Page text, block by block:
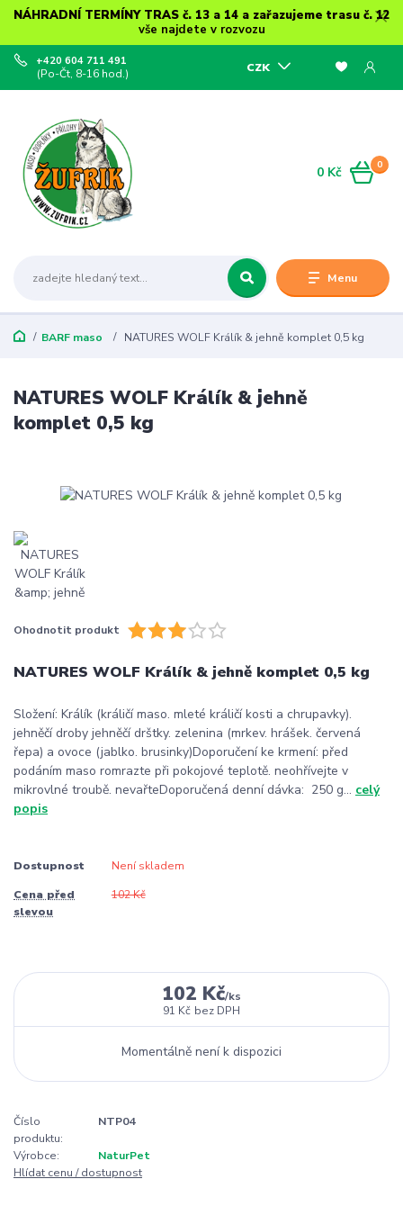
NÁHRADNÍ TERMÍNY TRAS č. 13 a 14 a zařazujeme trasu č. 12
vše najdete v rozvozu
Menu
CZK
+420 604 711 491
(Po-Čt, 8-16 hod.)
0
0 Kč
BARF maso NATURES WOLF Králík & jehně komplet 0,5 kg
NATURES WOLF Králík & jehně
komplet 0,5 kg
Ohodnotit produkt
NATURES WOLF Králík & jehně komplet 0,5 kg
Složení: Králík (králičí maso. mleté králičí kosti a chrupavky).
jehněčí droby jehněčí drštky. zelenina (mrkev. hrášek. červená
řepa) a ovoce (jablko. brusinky)Doporučení ke krmení: před
podáním maso romrazte při pokojové teplotě. neohřívejte v
mikrovlné troubě. nevařteDoporučená denní dávka: 250 g... celý
popis
Dostupnost Není skladem
Cena před
slevou
102 Kč
102 Kč/ks
91 Kč bez DPH
Momentálně není k dispozici
Číslo
produktu:
NTP04
Výrobce:
NaturPet
Hlídat cenu / dostupnost